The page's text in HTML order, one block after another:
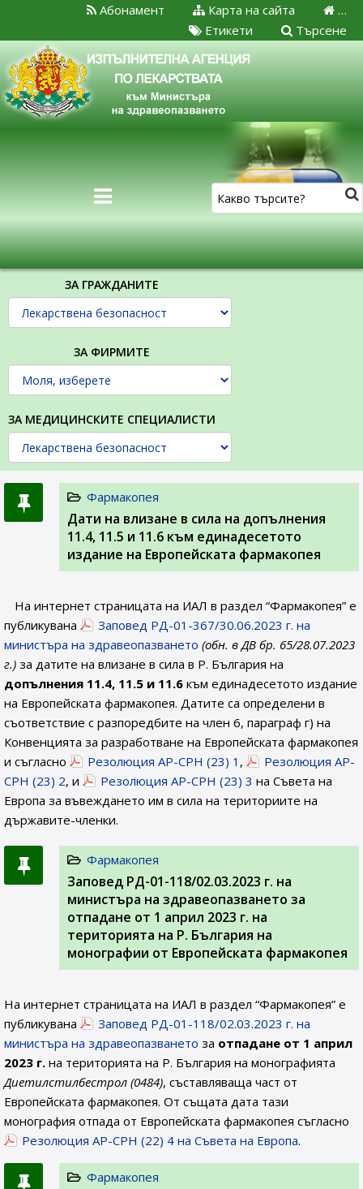
…
Карта на сайта
Абонамент
Търсене
Етикети
ЗА ГРАЖДАНИТЕ
ЗА ФИРМИТЕ
ЗА МЕДИЦИНСКИТЕ СПЕЦИАЛИСТИ
Фармакопея
Дати на влизане в сила на допълнения
11.4, 11.5 и 11.6 към единадесетото
издание на Европейската фармакопея
На интернет страницата на ИАЛ в раздел “Фармакопея” е
публикувана
Заповед РД-01-367/30.06.2023 г. на
министъра на здравеопазването (обн. в ДВ бр. 65/28.07.2023
г.) за датите на влизане в сила в Р. България на
допълнения 11.4, 11.5 и 11.6 към единадесетото издание
на Европейската фармакопея. Датите са определени в
съответствие с разпоредбите на член 6, параграф г) на
Конвенцията за разработване на Европейската фармакопея
и съгласно
Резолюция AP-CPH (23) 1 ,
Резолюция AP-
CPH (23) 2, и Резолюция AP-CPH (23) 3 на Съвета на
Европа за въвеждането им в сила на териториите на
държавите-членки.
Фармакопея
Заповед РД-01-118/02.03.2023 г. на
министъра на здравеопазването за
отпадане от 1 април 2023 г. на
територията на Р. България на
монографии от Европейската фармакопея
На интернет страницата на ИАЛ в раздел “Фармакопея” е
публикувана
Заповед РД-01-118/02.03.2023 г. на
министъра на здравеопазването за отпадане от 1 април
2023 г. на територията на Р. България на монографията
Диетилстилбестрол (0484), съставляваща част от
Европейската фармакопея. От същата дата тази
монография отпада от Европейската фармакопея съгласно
Резолюция AP-CPH (22) 4 на Съвета на Европа.
Фармакопея